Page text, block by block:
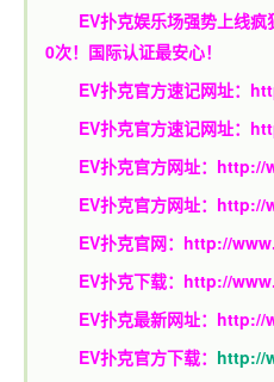
EV扑克娱乐场强势上线
0次！国际认证最安心！
EV扑克官方速记网址：
EV扑克官方速记网址：
EV扑克官方网址： http://
EV扑克官方网址： http://
EV扑克官网： http://
EV扑克下载： http://
EV扑克最新网址： http://
EV扑克官方下载： http://